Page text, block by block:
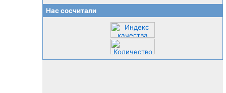
Нас сосчитали